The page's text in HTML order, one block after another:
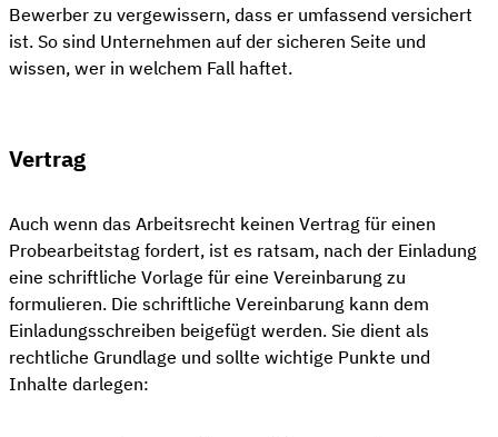
Bewerber zu vergewissern, dass er umfassend versichert
ist. So sind Unternehmen auf der sicheren Seite und
wissen, wer in welchem Fall haftet.
Vertrag
Auch wenn das Arbeitsrecht keinen Vertrag für einen
Probearbeitstag fordert, ist es ratsam, nach der Einladung
eine schriftliche Vorlage für eine Vereinbarung zu
formulieren. Die schriftliche Vereinbarung kann dem
Einladungsschreiben beigefügt werden. Sie dient als
rechtliche Grundlage und sollte wichtige Punkte und
Inhalte darlegen: